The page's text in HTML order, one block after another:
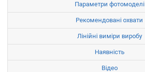
Параметри фотомоделі
Рекомендовані охвати
Лінійні виміри виробу
Наявність
Відео